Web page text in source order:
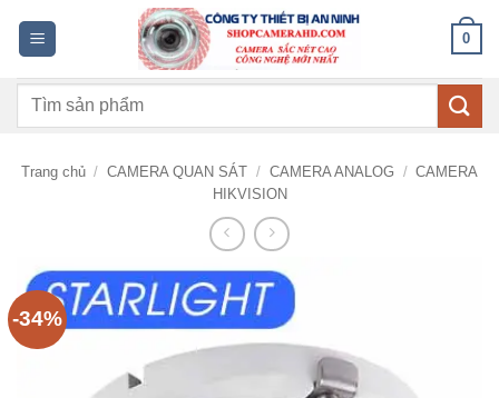
dung
0
Tìm
Trang chủ / CAMERA QUAN SÁT / CAMERA ANALOG / CAMERA
HIKVISION
-34%